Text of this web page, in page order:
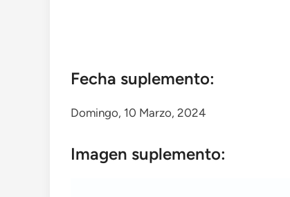
Fecha suplemento:
Domingo, 10 Marzo, 2024
Imagen suplemento: